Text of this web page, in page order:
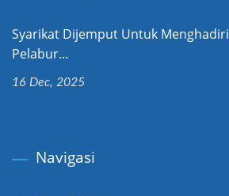
Syarikat Dijemput Untuk
Pelabur...
16 Dec, 2025
Navigasi